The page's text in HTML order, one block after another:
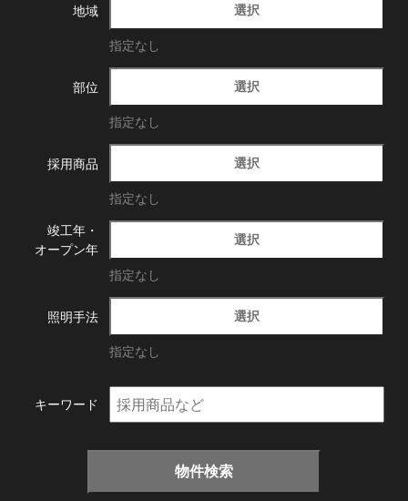
地域 選択
指定なし
部位 選択
指定なし
採用商品 選択
指定なし
竣工年・
オープン年
選択
指定なし
照明手法 選択
指定なし
キーワード
物件検索